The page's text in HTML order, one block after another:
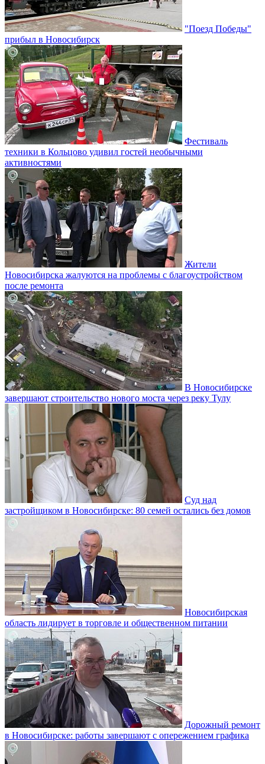
"Поезд Победы"
прибыл в Новосибирск
Фестиваль
техники в Кольцово удивил гостей необычными
активностями
Жители
Новосибирска жалуются на проблемы с благоустройством
после ремонта
В Новосибирске
завершают строительство нового моста через реку Тулу
Суд над
застройщиком в Новосибирске: 80 семей остались без домов
Новосибирская
область лидирует в торговле и общественном питании
Дорожный ремонт
в Новосибирске: работы завершают с опережением графика